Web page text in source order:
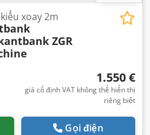
xoay 2m
ZGR
1.550 €
giá cố định VAT không thể hiển thị
riêng biệt
Gọi điện